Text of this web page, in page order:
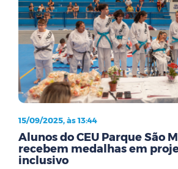
15/09/2025, às 13:44
Alunos do CEU Parque São
recebem medalhas em
inclusivo